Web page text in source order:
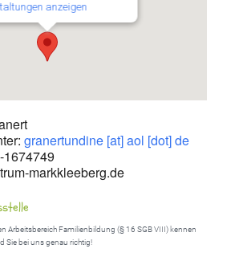
anzeigen
granertundine [at] aol [dot] de
1674749
markkleeberg.de
Arbeitsbereich Familienbildung (§ 16 SGB VIII) kennen
Sie bei uns genau richtig!